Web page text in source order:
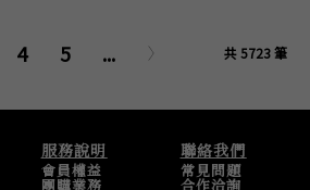
4 5 ... 共 5723 筆
服務說明
會員權益
團購業務
聯絡我們
常見問題
合作洽詢